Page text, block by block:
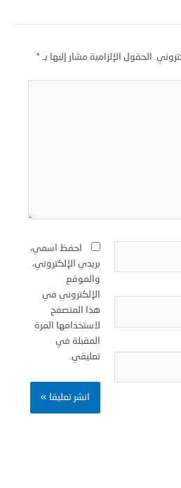
الحقول الإلزامية مشار إليها بـ
احفظ اسمي،
بريدي الإلكتروني،
والموقع
الإلكتروني في
هذا المتصفح
لاستخدامها المرة
المقبلة في
تعليقي.